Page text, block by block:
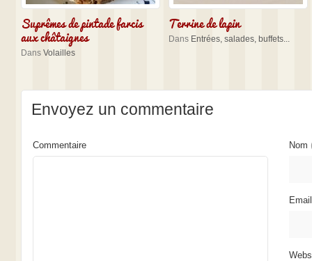
Suprêmes de pintade farcis
aux châtaignes
Dans Volailles
Terrine de lapin
Dans Entrées, salades, buffets...
Envoyez un commentaire
Nom
Commentaire